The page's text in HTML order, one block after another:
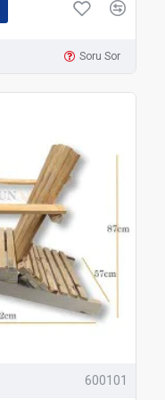
Soru Sor
600101